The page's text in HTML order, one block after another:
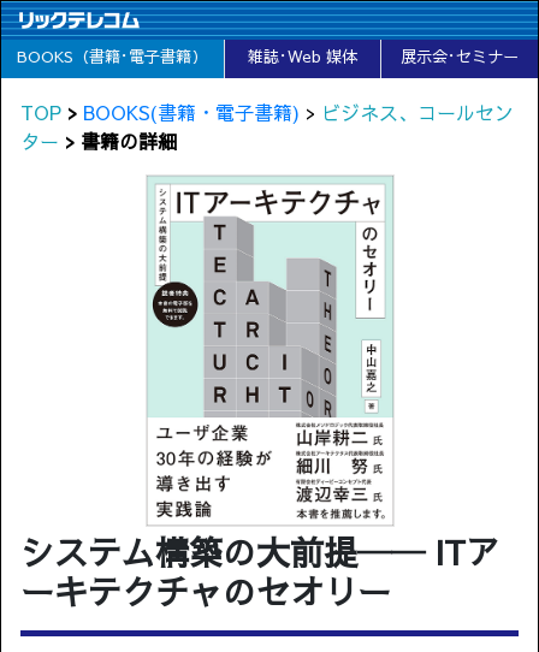
BOOKS（書籍･電子書籍） 雑誌･Web 媒体 展示会･セミナー
TOP > BOOKS(書籍・電子書籍) > ビジネス、コールセン
ター > 書籍の詳細
システム構築の大前提── ITア
ーキテクチャのセオリー